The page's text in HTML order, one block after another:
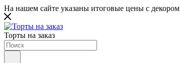
На нашем сайте указаны итоговые цены с декором
Торты на заказ